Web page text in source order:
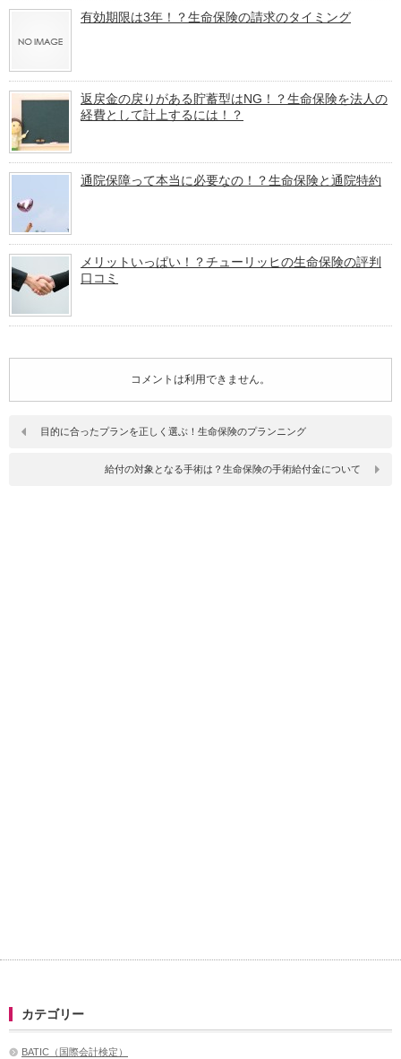
有効期限は3年！？生命保険の請求のタイミング
返戻金の戻りがある貯蓄型はNG！？生命保険を法人の
経費として計上するには！？
通院保障って本当に必要なの！？生命保険と通院特約
メリットいっぱい！？チューリッヒの生命保険の評判
口コミ
コメントは利用できません。
目的に合ったプランを正しく選ぶ！生命保険のプランニング
給付の対象となる手術は？生命保険の手術給付金について
カテゴリー
BATIC（国際会計検定）